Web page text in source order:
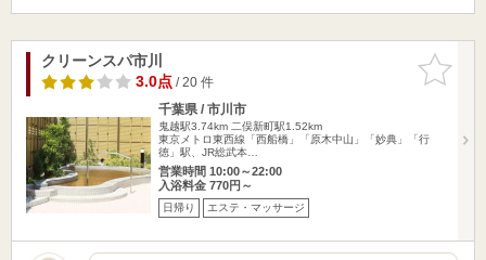
お気に入
りに追加
クリーンスパ市川
3.0点/ 20 件
千葉県 / 市川市
鬼越駅3.74km 二俣新町駅1.52km
東京メトロ東西線「西船橋」「原木中山」「妙典」「行
徳」駅、JR総武本…
営業時間 10:00～22:00
入浴料金 770円～
日帰り エステ・マッサージ